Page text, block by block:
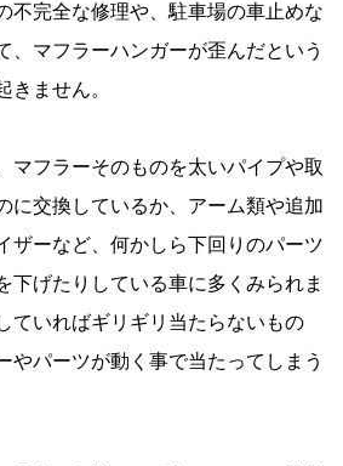
不完全な修理や、駐車場の車止めな
、マフラーハンガーが歪んだという
きません。
マフラーそのものを太いパイプや取
に交換しているか、アーム類や追加
ザーなど、何かしら下回りのパーツ
下げたりしている車に多くみられま
ていればギリギリ当たらないもの
やパーツが動く事で当たってしまう